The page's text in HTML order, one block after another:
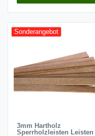
Sonderangebot
3mm Hartholz
Sperrholzleisten Leisten